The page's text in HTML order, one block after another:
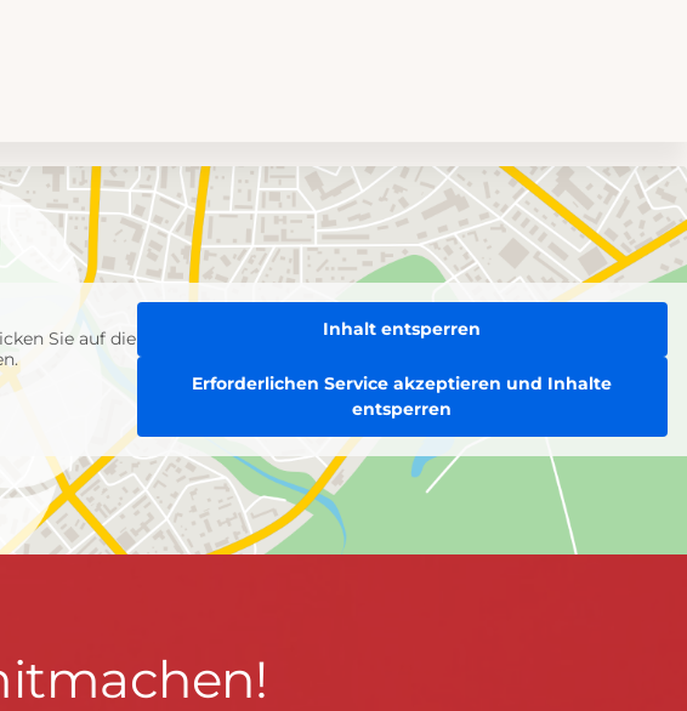
Sie auf die
Inhalt entsperren
Erforderlichen Service akzeptieren und Inhalte
entsperren